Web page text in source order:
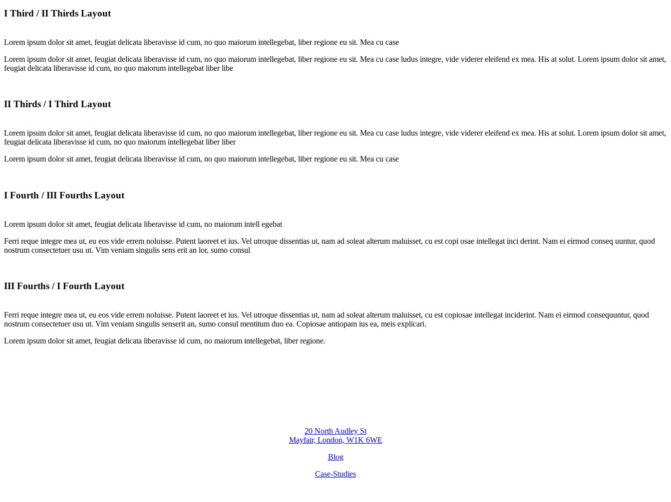
I Third / II Thirds Layout
Lorem ipsum dolor sit amet, feugiat delicata liberavisse id cum, no quo maiorum intellegebat, liber regione eu sit. Mea cu case
Lorem ipsum dolor sit amet, feugiat delicata liberavisse id cum, no quo maiorum intellegebat, liber regione eu sit. Mea cu case ludus integre, vide viderer eleifend ex mea. His at solut. Lorem ipsum dolor sit amet,
feugiat delicata liberavisse id cum, no quo maiorum intellegebat liber libe
II Thirds / I Third Layout
Lorem ipsum dolor sit amet, feugiat delicata liberavisse id cum, no quo maiorum intellegebat, liber regione eu sit. Mea cu case ludus integre, vide viderer eleifend ex mea. His at solut. Lorem ipsum dolor sit amet,
feugiat delicata liberavisse id cum, no quo maiorum intellegebat liber liber
Lorem ipsum dolor sit amet, feugiat delicata liberavisse id cum, no quo maiorum intellegebat, liber regione eu sit. Mea cu case
I Fourth / III Fourths Layout
Lorem ipsum dolor sit amet, feugiat delicata liberavisse id cum, no maiorum intell egebat
Ferri reque integre mea ut, eu eos vide errem noluisse. Putent laoreet et ius. Vel utroque dissentias ut, nam ad soleat alterum maluisset, cu est copi osae intellegat inci derint. Nam ei eirmod conseq uuntur, quod
nostrum consectetuer usu ut. Vim veniam singulis sens erit an lor, sumo consul
III Fourths / I Fourth Layout
Ferri reque integre mea ut, eu eos vide errem noluisse. Putent laoreet et ius. Vel utroque dissentias ut, nam ad soleat alterum maluisset, cu est copiosae intellegat inciderint. Nam ei eirmod consequuntur, quod
nostrum consectetuer usu ut. Vim veniam singulis senserit an, sumo consul mentitum duo ea. Copiosae antiopam ius ea, meis explicari.
Lorem ipsum dolor sit amet, feugiat delicata liberavisse id cum, no maiorum intellegebat, liber regione.
20 North Audley St
Mayfair, London, W1K 6WE
Blog
Case-Studies